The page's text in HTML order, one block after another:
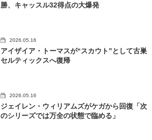
勝、キャッスル32得点の大爆発
2026.05.16
アイザイア・トーマスが“スカウト”として古巣
セルティックスへ復帰
2026.05.16
ジェイレン・ウィリアムズがケガから回復「次
のシリーズでは万全の状態で臨める」